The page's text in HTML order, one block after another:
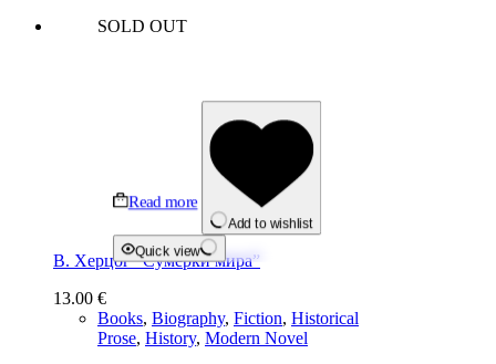
SOLD OUT
Read more
Add to wishlist
Quick view
В. Херцог “Сумерки мира”
13.00 €
Books, Biography, Fiction, Historical
Prose, History, Modern Novel